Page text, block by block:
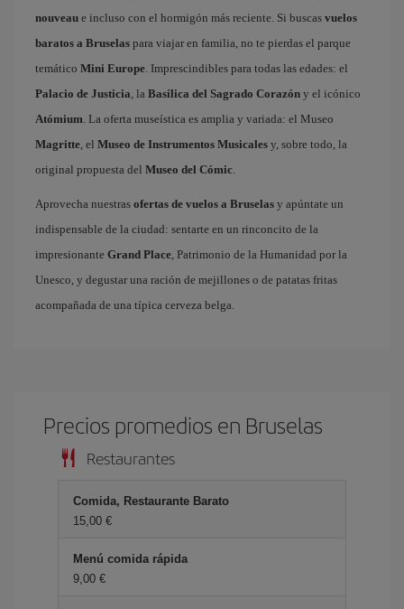
nouveau e incluso con el hormigón más reciente. Si buscas vuelos
baratos a Bruselas para viajar en familia, no te pierdas el parque
temático Mini Europe. Imprescindibles para todas las edades: el
Palacio de Justicia, la Basílica del Sagrado Corazón y el icónico
Atómium. La oferta museística es amplia y variada: el Museo
Magritte, el Museo de Instrumentos Musicales y, sobre todo, la
original propuesta del Museo del Cómic.
Aprovecha nuestras ofertas de vuelos a Bruselas y apúntate un
indispensable de la ciudad: sentarte en un rinconcito de la
impresionante Grand Place, Patrimonio de la Humanidad por la
Unesco, y degustar una ración de mejillones o de patatas fritas
acompañada de una típica cerveza belga.
Precios promedios en Bruselas
Restaurantes
Comida, Restaurante Barato
15,00 €
Menú comida rápida
9,00 €